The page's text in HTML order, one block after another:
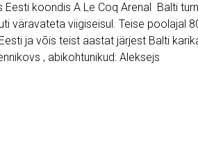
Eesti koondis A Le Coq Arenal Balti
väravateta viigiseisul. Teise poolajal
ja võis teist aastat järjest Balti
, abikohtunikud: Aleksejs